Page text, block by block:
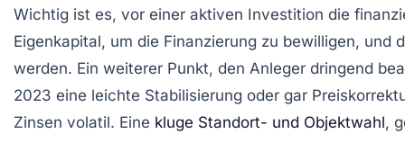
Wichtig ist es, vor einer aktiven Investition die
Eigenkapital, um die Finanzierung zu bewilligen,
werden. Ein weiterer Punkt, den Anleger dringend
2023 eine leichte Stabilisierung oder gar
Zinsen volatil. Eine kluge Standort- und Objektwahl,